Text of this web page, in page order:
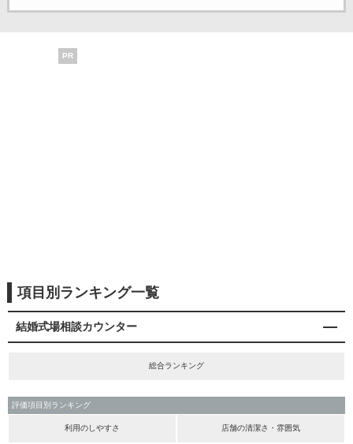
PR
項目別ランキング一覧
結婚式場相談カウンター
総合ランキング
評価項目別ランキング
利用のしやすさ 店舗の清潔さ・雰囲気